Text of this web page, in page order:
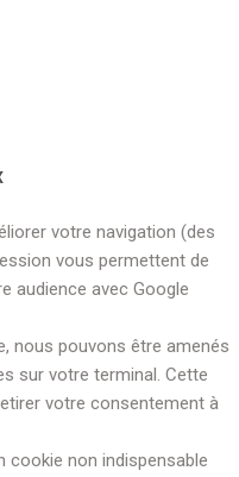
votre navigation (des
vous permettent de
audience avec Google
nous pouvons être amenés
sur votre terminal. Cette
votre consentement à
cookie non indispensable